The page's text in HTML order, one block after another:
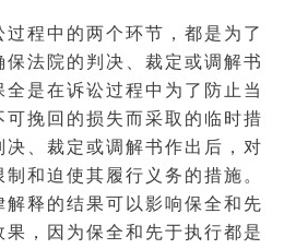
程中的两个环节，都是为了
法院的判决、裁定或调解书
是在诉讼过程中为了防止当
挽回的损失而采取的临时措
、裁定或调解书作出后，对
和迫使其履行义务的措施。
释的结果可以影响保全和先
，因为保全和先于执行都是